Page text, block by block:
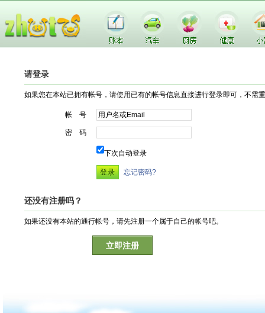
请登录
如果您在本站已拥有帐号，请使用已有的帐号信息直接进行登录即可，不需
帐 号
密 码
下次自动登录
忘记密码?
还没有注册吗？
如果还没有本站的通行帐号，请先注册一个属于自己的帐号吧。
立即注册